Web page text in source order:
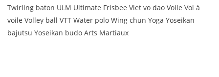
Twirling baton ULM Ultimate Frisbee Viet vo dao Voile Vol à
voile Volley ball VTT Water polo Wing chun Yoga Yoseikan
bajutsu Yoseikan budo Arts Martiaux